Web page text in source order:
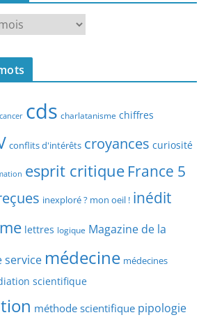
cancer cds charlatanisme chiffres
conflits d'intérêts croyances curiosité
esprit critique France 5
inexploré ? mon oeil ! inédit
lettres logique Magazine de la
service médecine médecines
scientifique
méthode scientifique pipologie